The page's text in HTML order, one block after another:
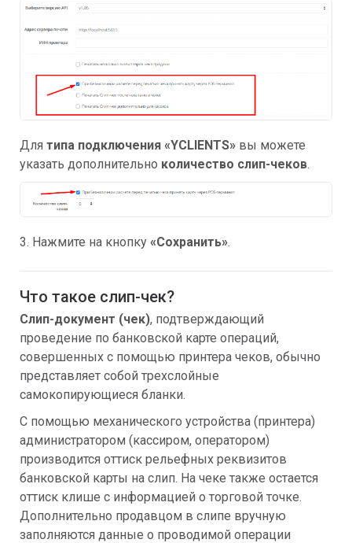
Для типа подключения «YCLIENTS» вы можете
указать дополнительно количество слип-чеков.
3. Нажмите на кнопку «Сохранить».
Что такое слип-чек?
Слип-документ (чек), подтверждающий
проведение по банковской карте операций,
совершенных с помощью принтера чеков, обычно
представляет собой трехслойные
самокопирующиеся бланки.
С помощью механического устройства (принтера)
администратором (кассиром, оператором)
производится оттиск рельефных реквизитов
банковской карты на слип. На чеке также остается
оттиск клише с информацией о торговой точке.
Дополнительно продавцом в слипе вручную
заполняются данные о проводимой операции